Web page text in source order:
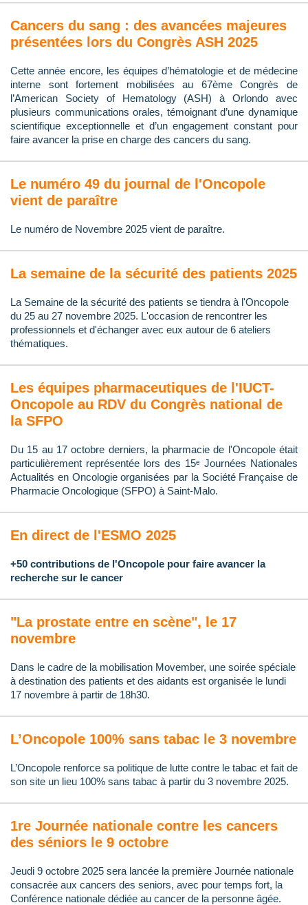
Cancers du sang : des avancées majeures
présentées lors du Congrès ASH 2025
Cette année encore, les équipes d’hématologie et de médecine
interne sont fortement mobilisées au 67ème Congrès de
l’American Society of Hematology (ASH) à Orlondo avec
plusieurs communications orales, témoignant d’une dynamique
scientifique exceptionnelle et d’un engagement constant pour
faire avancer la prise en charge des cancers du sang.
Le numéro 49 du journal de l'Oncopole
vient de paraître
Le numéro de Novembre 2025 vient de paraître.
La semaine de la sécurité des patients 2025
La Semaine de la sécurité des patients se tiendra à l'Oncopole
du 25 au 27 novembre 2025. L'occasion de rencontrer les
professionnels et d'échanger avec eux autour de 6 ateliers
thématiques.
Les équipes pharmaceutiques de l'IUCT-
Oncopole au RDV du Congrès national de
la SFPO
Du 15 au 17 octobre derniers, la pharmacie de l'Oncopole était
particulièrement représentée lors des 15ᵉ Journées Nationales
Actualités en Oncologie organisées par la Société Française de
Pharmacie Oncologique (SFPO) à Saint-Malo.
En direct de l'ESMO 2025
+50 contributions de l'Oncopole pour faire avancer la
recherche sur le cancer
"La prostate entre en scène", le 17
novembre
Dans le cadre de la mobilisation Movember, une soirée spéciale
à destination des patients et des aidants est organisée le lundi
17 novembre à partir de 18h30.
L’Oncopole 100% sans tabac le 3 novembre
L’Oncopole renforce sa politique de lutte contre le tabac et fait de
son site un lieu 100% sans tabac à partir du 3 novembre 2025.
1re Journée nationale contre les cancers
des séniors le 9 octobre
Jeudi 9 octobre 2025 sera lancée la première Journée nationale
consacrée aux cancers des seniors, avec pour temps fort, la
Conférence nationale dédiée au cancer de la personne âgée.